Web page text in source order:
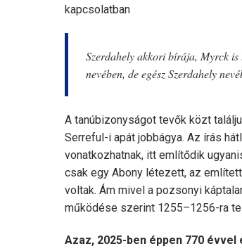
kapcsolatban
Szerdahely akkori bírája, Myrck is
nevében, de egész Szerdahely
A tanúbizonyságot tevők közt
Serreful-i apát jobbágya. Az írás
vonatkozhatnak, itt említődik
csak egy Abony létezett, az
voltak. Ám mivel a pozsonyi
működése szerint 1255–1256-ra
Azaz, 2025-ben éppen 770